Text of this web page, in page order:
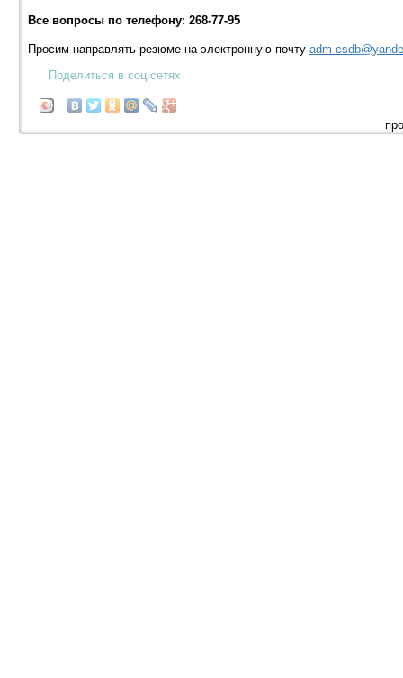
Все вопросы по телефону: 268-77-95
Просим направлять резюме на электронную почтуadm-
Поделиться в соц.сетях